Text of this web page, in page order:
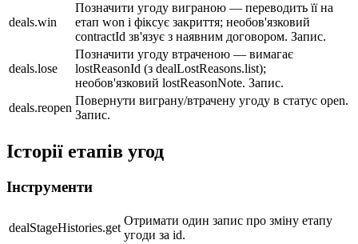
deals.win
Позначити угоду виграною — переводить її на
етап won і фіксує закриття; необов'язковий
contractId зв'язує з наявним договором. Запис.
deals.lose
Позначити угоду втраченою — вимагає
lostReasonId (з dealLostReasons.list);
необов'язковий lostReasonNote. Запис.
deals.reopen
Повернути виграну/втрачену угоду в статус open.
Запис.
Історії етапів угод
Інструменти
dealStageHistories.get
Отримати один запис про зміну етапу
угоди за id.